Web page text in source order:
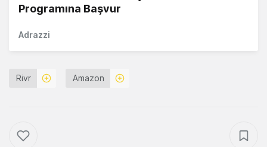
Programına Başvur
Adrazzi
Rivr Amazon